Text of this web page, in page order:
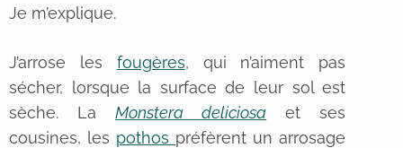
Je m’explique.
J’arrose les fougères, qui n’aiment pas
sécher, lorsque la surface de leur sol est
sèche. LaMonstera deliciosa et ses
cousines, les pothos préfèrent un arrosage